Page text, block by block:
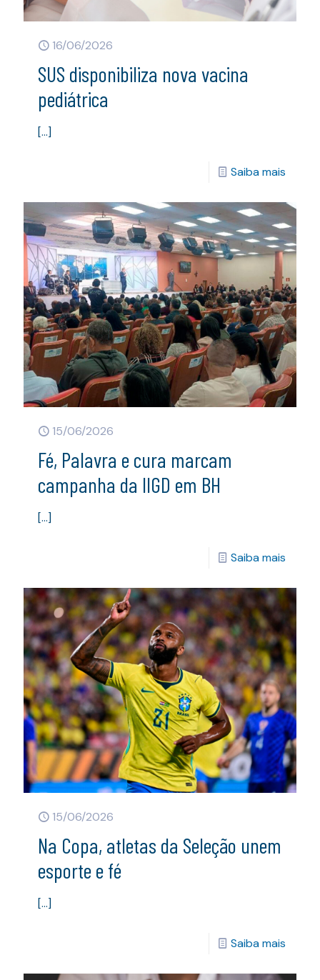
16/06/2026
SUS disponibiliza nova vacina
pediátrica
[…]
Saiba mais
15/06/2026
Fé, Palavra e cura marcam
campanha da IIGD em BH
[…]
Saiba mais
15/06/2026
Na Copa, atletas da Seleção unem
esporte e fé
[…]
Saiba mais